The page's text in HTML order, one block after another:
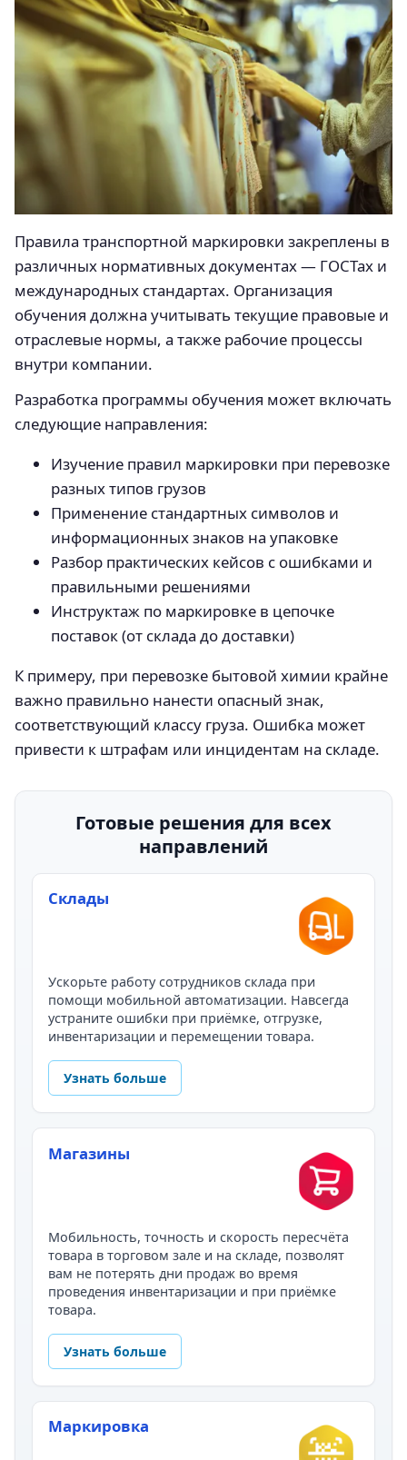
Правила транспортной маркировки закреплены в
различных нормативных документах — ГОСТах и
международных стандартах. Организация
обучения должна учитывать текущие правовые и
отраслевые нормы, а также рабочие процессы
внутри компании.
Разработка программы обучения может включать
следующие направления:
Изучение правил маркировки при перевозке
разных типов грузов
Применение стандартных символов и
информационных знаков на упаковке
Разбор практических кейсов с ошибками и
правильными решениями
Инструктаж по маркировке в цепочке
поставок (от склада до доставки)
К примеру, при перевозке бытовой химии крайне
важно правильно нанести опасный знак,
соответствующий классу груза. Ошибка может
привести к штрафам или инцидентам на складе.
Готовые решения для всех
направлений
Склады
Ускорьте работу сотрудников склада при
помощи мобильной автоматизации. Навсегда
устраните ошибки при приёмке, отгрузке,
инвентаризации и перемещении товара.
Узнать больше
Магазины
Мобильность, точность и скорость пересчёта
товара в торговом зале и на складе, позволят
вам не потерять дни продаж во время
проведения инвентаризации и при приёмке
товара.
Узнать больше
Маркировка